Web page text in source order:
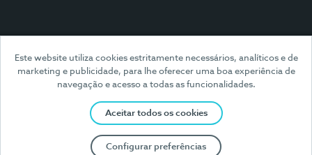
Este website utiliza cookies estritamente necessários, analíticos e de
marketing e publicidade, para lhe oferecer uma boa experiência de
navegação e acesso a todas as funcionalidades.
Aceitar todos os cookies
Configurar preferências